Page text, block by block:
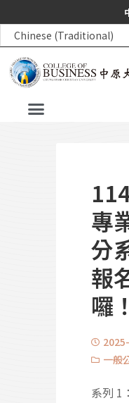
專
分
報
囉！
一般
系列 1